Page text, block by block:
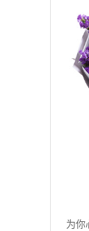
为你